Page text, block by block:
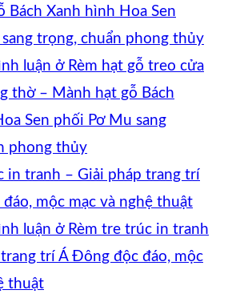
Bách Xanh hình Hoa Sen
trọng, chuẩn phong thủy
luận ở Rèm hạt gỗ treo cửa
thờ – Mành hạt gỗ Bách
Sen phối Pơ Mu sang
phong thủy
in tranh – Giải pháp trang trí
mộc mạc và nghệ thuật
luận ở Rèm tre trúc in tranh
trí Á Đông độc đáo, mộc
thuật